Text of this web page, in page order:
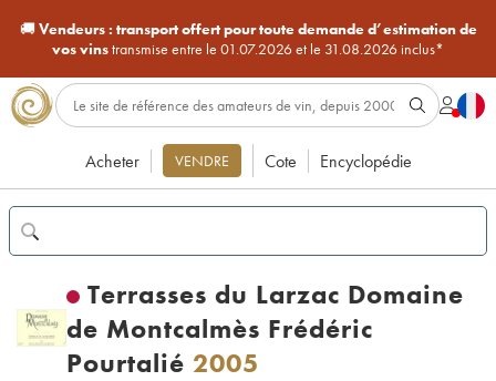
🚚Vendeurs : transport offert pour toute demande d’estimation de
vos vinstransmise entre le 01.07.2026 et le 31.08.2026 inclus*
Acheter VENDRE Cote Encyclopédie
Terrasses du Larzac Domaine
de Montcalmès Frédéric
Pourtalié 2005